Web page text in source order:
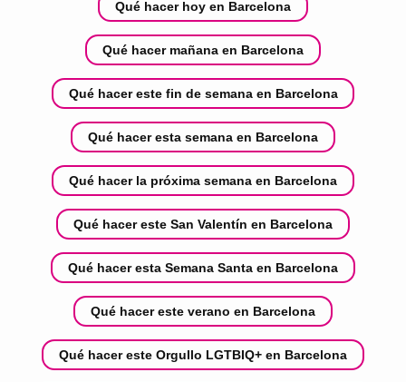
Qué hacer hoy en Barcelona
Qué hacer mañana en Barcelona
Qué hacer este fin de semana en Barcelona
Qué hacer esta semana en Barcelona
Qué hacer la próxima semana en Barcelona
Qué hacer este San Valentín en Barcelona
Qué hacer esta Semana Santa en Barcelona
Qué hacer este verano en Barcelona
Qué hacer este Orgullo LGTBIQ+ en Barcelona